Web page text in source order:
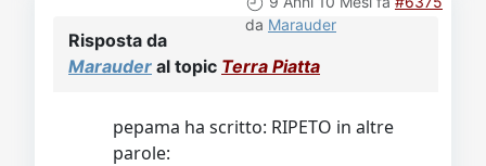
da Marauder
Risposta da
Marauder al topic Terra Piatta
pepama ha scritto: RIPETO in altre
parole: